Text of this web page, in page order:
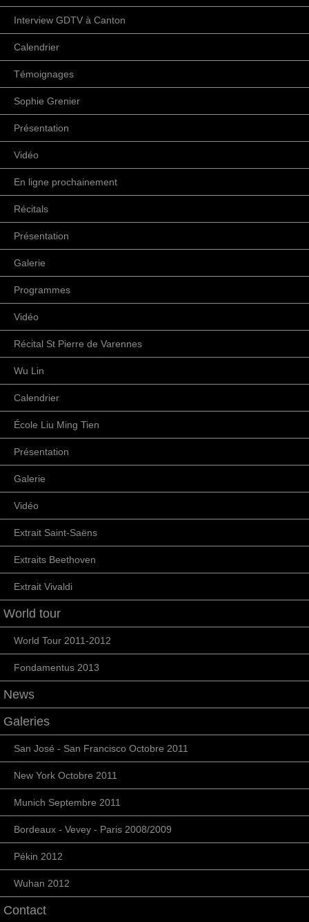
Interview GDTV à Canton
Calendrier
Témoignages
Sophie Grenier
Présentation
Vidéo
En ligne prochainement
Récitals
Présentation
Galerie
Programmes
Vidéo
Récital St Pierre de Varennes
Wu Lin
Calendrier
École Liu Ming Tien
Présentation
Galerie
Vidéo
Extrait Saint-Saëns
Extraits Beethoven
Extrait Vivaldi
World tour
World Tour 2011-2012
Fondamentus 2013
News
Galeries
San José - San Francisco Octobre 2011
New York Octobre 2011
Munich Septembre 2011
Bordeaux - Vevey - Paris 2008/2009
Pékin 2012
Wuhan 2012
Contact